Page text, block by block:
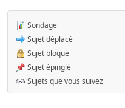
Sondage
Sujet déplacé
Sujet bloqué
Sujet épinglé
Sujets que vous suivez